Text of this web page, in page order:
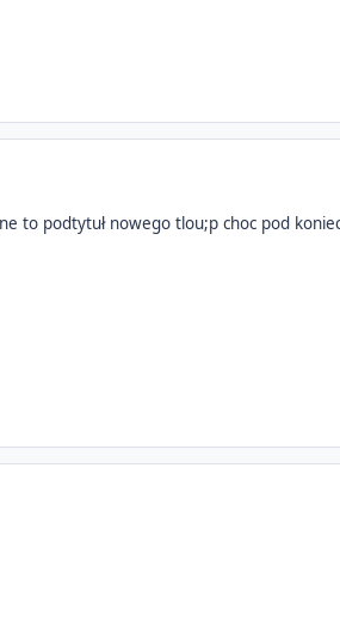
to podtytuł nowego tlou;p choc pod